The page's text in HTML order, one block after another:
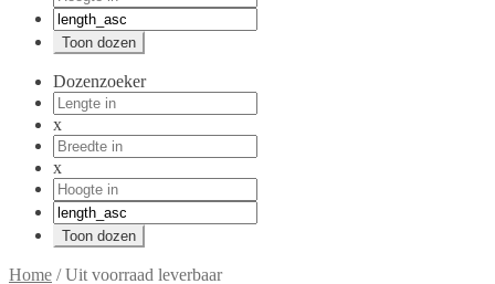
Dozenzoeker
x
x
Home /Uit voorraad leverbaar